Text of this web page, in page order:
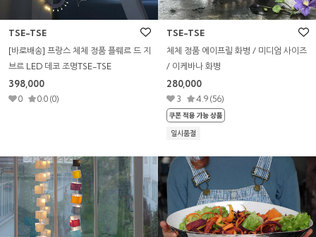
TSE-TSE
[바로배송] 프랑스 체체 정품 플뤠르 드 지
브르 LED 데코 조명TSE-TSE
398,000
0 0.0 (0)
TSE-TSE
체체 정품 에이프릴 화병 / 미디엄 사이즈
/ 이케바나 화병
280,000
3 4.9 (56)
일시품절